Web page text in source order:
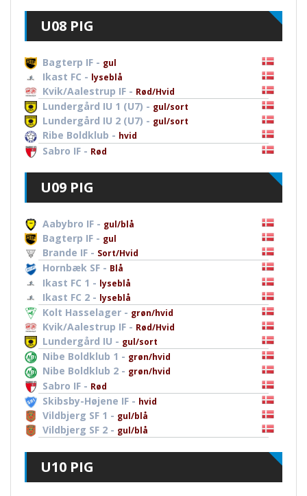
U08 PIG
Bagterp IF - gul
Ikast FC - lyseblå
Kvik/Aalestrup IF - Rød/Hvid
Lundergård IU 1 (U7) - gul/sort
Lundergård IU 2 (U7) - gul/sort
Ribe Boldklub - hvid
Sabro IF - Rød
U09 PIG
Aabybro IF - gul/blå
Bagterp IF - gul
Brande IF - Sort/Hvid
Hornbæk SF - Blå
Ikast FC 1 - lyseblå
Ikast FC 2 - lyseblå
Kolt Hasselager - grøn/hvid
Kvik/Aalestrup IF - Rød/Hvid
Lundergård IU - gul/sort
Nibe Boldklub 1 - grøn/hvid
Nibe Boldklub 2 - grøn/hvid
Sabro IF - Rød
Skibsby-Højene IF - hvid
Vildbjerg SF 1 - gul/blå
Vildbjerg SF 2 - gul/blå
U10 PIG